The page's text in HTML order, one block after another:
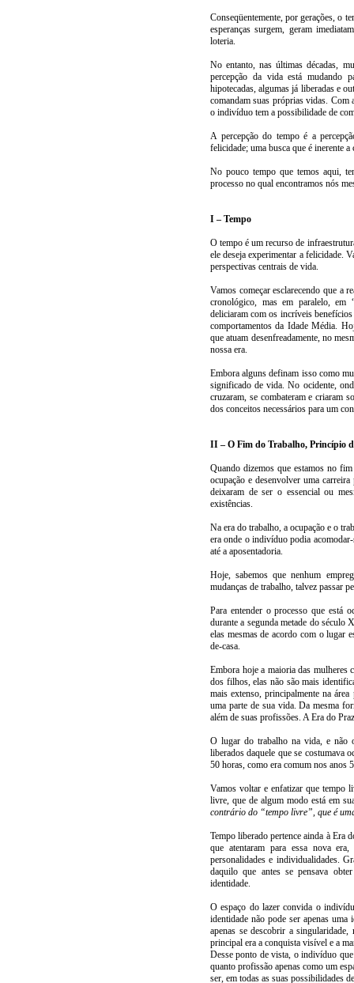
Conseqüentemente, por gerações, o
esperanças surgem, geram
loteria.
No entanto, nas últimas décadas,
percepção da vida está mudando
hipotecadas, algumas já liberadas e
comandam suas próprias vidas. Com
o indivíduo tem a possibilidade de
A percepção do tempo é a
felicidade; uma busca que é inerente
No pouco tempo que temos aqui,
processo no qual encontramos nós
I – Tempo
O tempo é um recurso de
ele deseja experimentar a felicidade.
perspectivas centrais de vida.
Vamos começar esclarecendo que a
cronológico, mas em paralelo, em
deliciaram com os incríveis
comportamentos da Idade Média.
que atuam desenfreadamente, no
nossa era.
Embora alguns definam isso como
significado de vida. No ocidente,
cruzaram, se combateram e criaram
dos conceitos necessários para um
II – O Fim do Trabalho, Princípio
Quando dizemos que estamos no
ocupação e desenvolver uma
deixaram de ser o essencial ou
existências.
Na era do trabalho, a ocupação e o
era onde o indivíduo podia
até a aposentadoria.
Hoje, sabemos que nenhum
mudanças de trabalho, talvez passar
Para entender o processo que está
durante a segunda metade do
elas mesmas de acordo com o lugar
de-casa.
Embora hoje a maioria das mulheres
dos filhos, elas não são mais
mais extenso, principalmente na
uma parte de sua vida. Da mesma
além de suas profissões. A Era do
O lugar do trabalho na vida, e não
liberados daquele que se costumava
50 horas, como era comum nos anos
Vamos voltar e enfatizar que tempo
livre, que de algum modo está em
contrário do “tempo livre”, que é
Tempo liberado pertence ainda à Era
que atentaram para essa nova
personalidades e individualidades.
daquilo que antes se pensava
identidade.
O espaço do lazer convida o
identidade não pode ser apenas
apenas se descobrir a
principal era a conquista visível e a
Desse ponto de vista, o indivíduo
quanto profissão apenas como um
ser, em todas as suas possibilidades